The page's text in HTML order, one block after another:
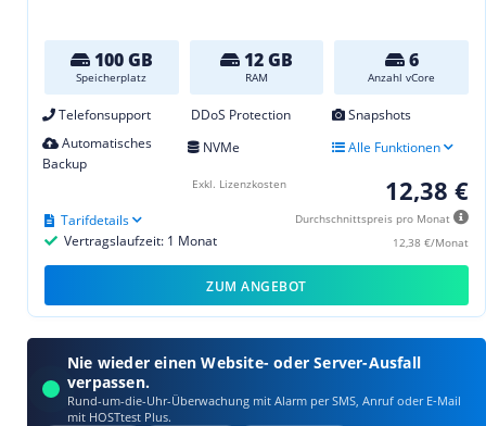
100 GB
Speicherplatz
12 GB
RAM
6
Anzahl vCore
Telefonsupport DDoS Protection
Snapshots
Automatisches
Backup
NVMe Alle Funktionen
12,38 €
Durchschnittspreis pro Monat
12,38 €/Monat
Vertragslaufzeit: 1 Monat
Tarifdetails
Exkl. Lizenzkosten
ZUM ANGEBOT
Nie wieder einen Website- oder Server-Ausfall
verpassen.
Rund-um-die-Uhr-Überwachung mit Alarm per SMS, Anruf oder E‑Mail
mit HOSTtest Plus.